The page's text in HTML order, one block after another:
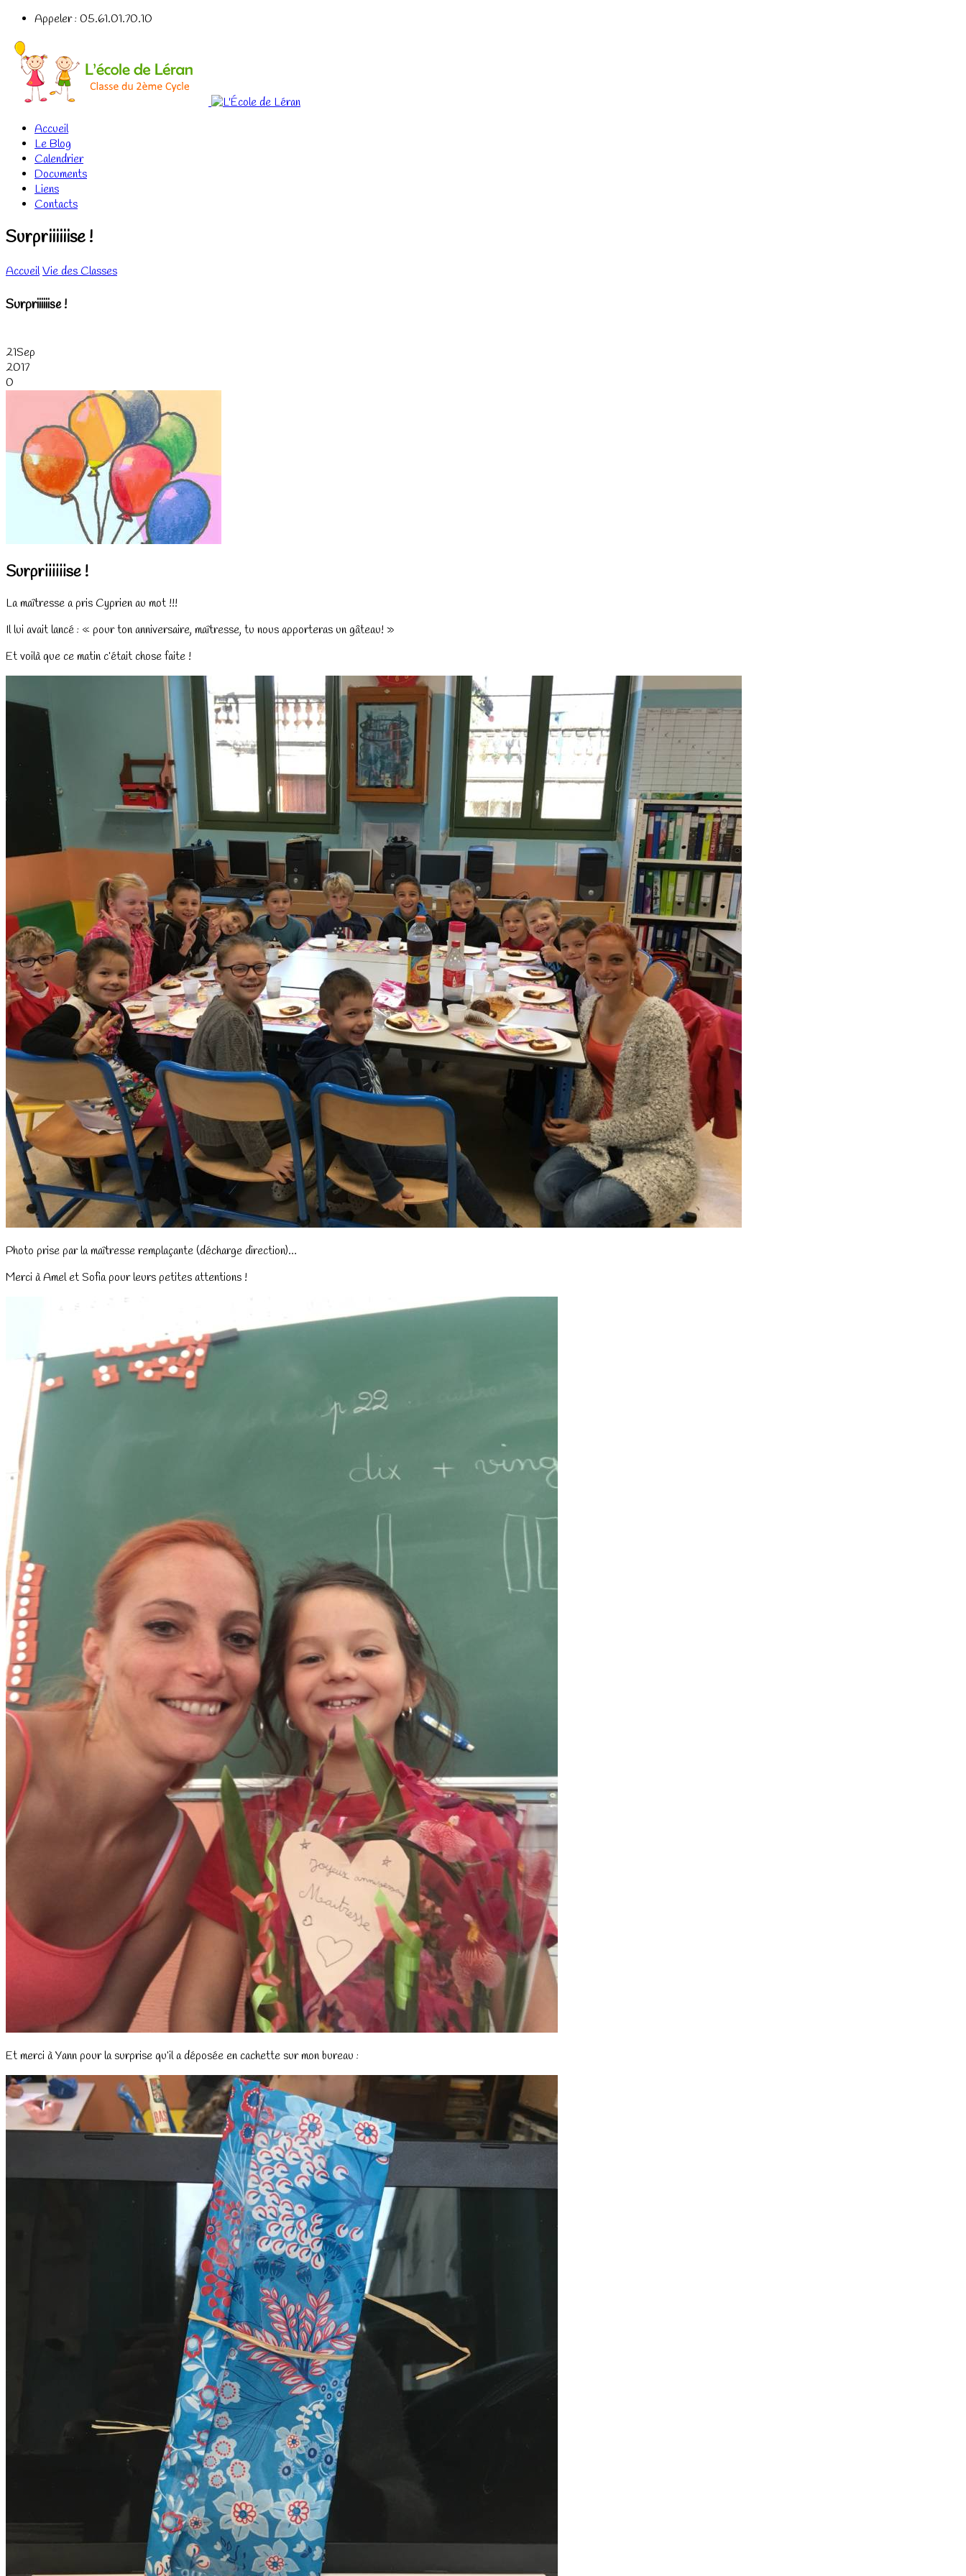
Appeler : 05.61.01.70.10
Accueil
Le Blog
Calendrier
Documents
Liens
Contacts
Surpriiiiiise !
AccueilVie des Classes
Surpriiiiiise !
21Sep
2017
0
Surpriiiiiise !
La maîtresse a pris Cyprien au mot !!!
Il lui avait lancé : « pour ton anniversaire, maîtresse, tu nous apporteras un gâteau! »
Et voilà que ce matin c’était chose faite !
Photo prise par la maîtresse remplaçante (décharge direction)…
Merci à Amel et Sofia pour leurs petites attentions !
Et merci à Yann pour la surprise qu’il a déposée en cachette sur mon bureau :